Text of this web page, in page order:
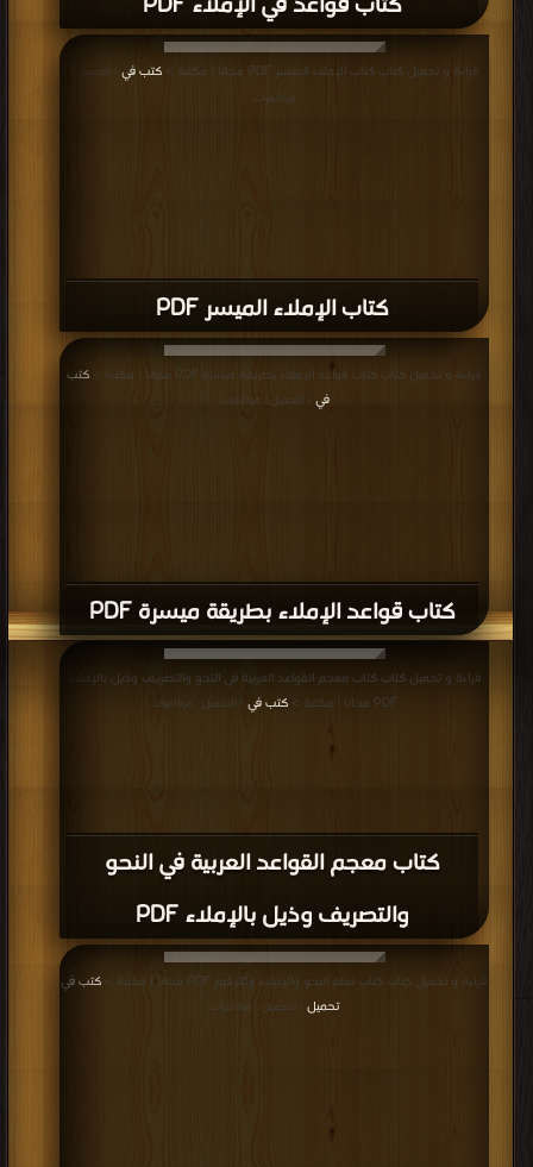
كتاب الإملاء الميسر PDF
قراءة و تحميل كتاب كتاب الإملاء الميسر PDF مجانا | مكتبة > كتب في
| التحميل :
مرة/مرات
كتاب قواعد الإملاء بطريقة ميسرة PDF
قراءة و تحميل كتاب كتاب قواعد الإملاء بطريقة ميسرة PDF مجانا | مكتبة >
كتب
في
| التحميل : مرة/مرات
كتاب معجم القواعد العربية في النحو
والتصريف وذيل بالإملاء PDF
قراءة و تحميل كتاب كتاب معجم القواعد العربية في النحو والتصريف وذيل بالإملاء
PDF مجانا | مكتبة >
كتب في | التحميل : مرة/مرات
قراءة و تحميل كتاب كتاب تعلم النحو والإملاء والترقيم PDF مجانا | مكتبة >
كتب في
تحميل
| التحميل : مرة/مرات